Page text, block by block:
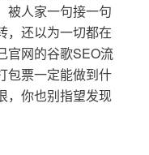
被人家一句接一句
，还以为一切都在
官网的谷歌SEO流
包票一定能做到什
，你也别指望发现